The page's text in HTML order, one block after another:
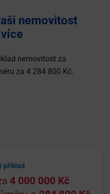
nemovitost
nemovitost za
za 4 284 800 Kč.
příklad
4 000 000 Kč